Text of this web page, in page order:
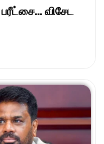
பரீட்சை... விசேட